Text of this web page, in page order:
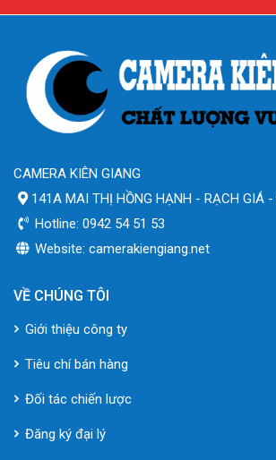
CAMERA KIÊN GIANG
141A MAI THỊ HỒNG HẠNH - RẠCH GIÁ -
Hotline: 0942 54 51 53
Website: camerakiengiang.net
VỀ CHÚNG TÔI
Giới thiệu công ty
Tiêu chí bán hàng
Đối tác chiến lược
Đăng ký đại lý